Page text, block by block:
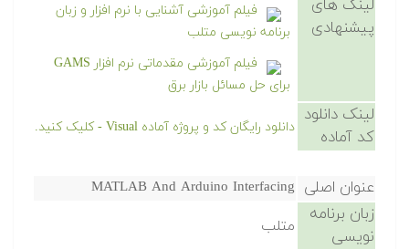
لینک های
پیشنهادی
فیلم آموزشی آشنایی با نرم افزار و زبان
برنامه نویسی متلب
فیلم آموزشی مقدماتی نرم افزار GAMS
برای حل مسائل بازار برق
لینک دانلود
کد آماده
دانلود رایگان کد و پروژه آماده Visual - کلیک کنید.
عنوان اصلی MATLAB And Arduino Interfacing
زبان برنامه
نویسی
متلب